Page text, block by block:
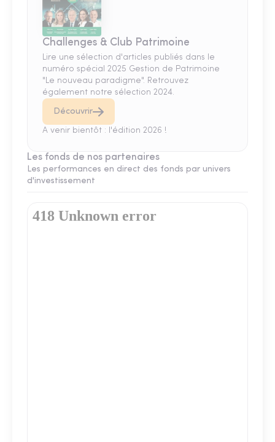
Challenges & Club Patrimoine
Lire une sélection d'articles publiés dans le
numéro spécial 2025 Gestion de Patrimoine
"Le nouveau paradigme". Retrouvez
également notre sélection 2024.
Découvrir
A venir bientôt : l'édition 2026 !
Les fonds de nos partenaires
Les performances en direct des fonds par univers
d'investissement